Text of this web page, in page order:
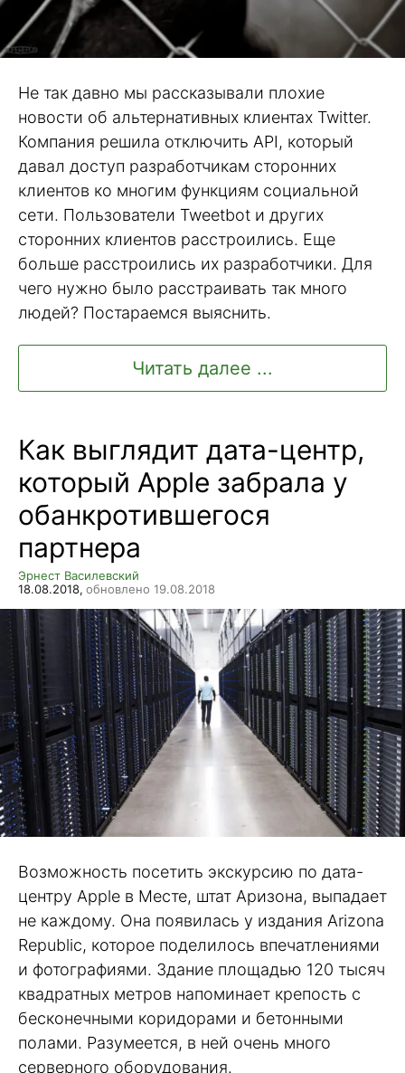
Не так давно мы рассказывали плохие
новости об альтернативных клиентах Twitter.
Компания решила отключить API, который
давал доступ разработчикам сторонних
клиентов ко многим функциям социальной
сети. Пользователи Tweetbot и других
сторонних клиентов расстроились. Еще
больше расстроились их разработчики. Для
чего нужно было расстраивать так много
людей? Постараемся выяснить.
Читать далее ...
Как выглядит дата-центр,
который Apple забрала у
обанкротившегося
партнера
Эрнест Василевский
18.08.2018, обновлено 19.08.2018
Возможность посетить экскурсию по дата-
центру Apple в Месте, штат Аризона, выпадает
не каждому. Она появилась у издания Arizona
Republic, которое поделилось впечатлениями
и фотографиями. Здание площадью 120 тысяч
квадратных метров напоминает крепость с
бесконечными коридорами и бетонными
полами. Разумеется, в ней очень много
серверного оборудования.